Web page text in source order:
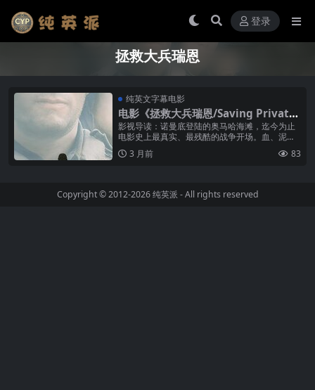
登录
拯救大兵瑞恩
纯英文字幕电影
电影《拯救大兵瑞恩/Saving Private
Ryan》纯英文字幕高清MP4下载
影视导读：诺曼底登陆的奥马哈海滩，迄今为止
电影史上最真实、最残酷的战争开场。血、泥、
呼救、断肢——斯皮尔伯格用整整27分钟的时
间，把观众扔进了1944年6月6日...
3 月前 83
Copyright © 2012-2026纯英派 - All rights reserved